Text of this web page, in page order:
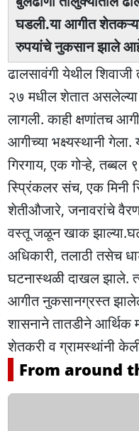
घडली.या आगीत
रुपयांचे नुकसान झाले
ढालसावंगी येथील
२७ मधील शेतात असलेल्या
लागली. काही क्षणांतच
आगीच्या भक्ष्यस्थानी
गिरगाय, एक गोऱ्हे, तब्बल
स्प्रिंकलर संच, एक मिनी
शेतीऔजारे, जनावरांचे
वस्तू जळून खाक
अधिकारी, तलाठी तसेच
घटनास्थळी दाखल झाले.
आगीत नुकसानग्रस्त
शासनाने तातडीने आर्थिक
शेतकरी व ग्रामस्थांनी
From around